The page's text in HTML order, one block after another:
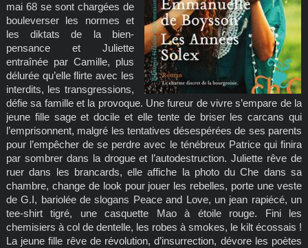
mai 68 se sont chargées de
bouleverser les normes et
les diktats de la bien-
pensance et Juliette
entraînée par Camille, plus
délurée qu’elle flirte avec les
interdits, les transgressions,
défie sa famille et la provoque. Une fureur de vivre s’empare de la
jeune fille sage et docile et elle tente de briser les carcans qui
l’emprisonnent, malgré les tentatives désespérées de ses parents
pour l’empêcher de se perdre avec le ténébreux Patrice qui finira
par sombrer dans la drogue et l’autodestruction. Juliette rêve de
ruer dans les brancards, elle affiche la photo du Che dans sa
chambre, change de look pour jouer les rebelles, porte une veste
de G.I, bariolée de slogans Peace and Love, un jean rapiécé, un
tee-shirt tigré, une casquette Mao à étoile rouge. Fini les
chemisiers à col de dentelle, les robes à smokes, le kilt écossais !
La jeune fille rêve de révolution, d’insurrection, dévore les poètes